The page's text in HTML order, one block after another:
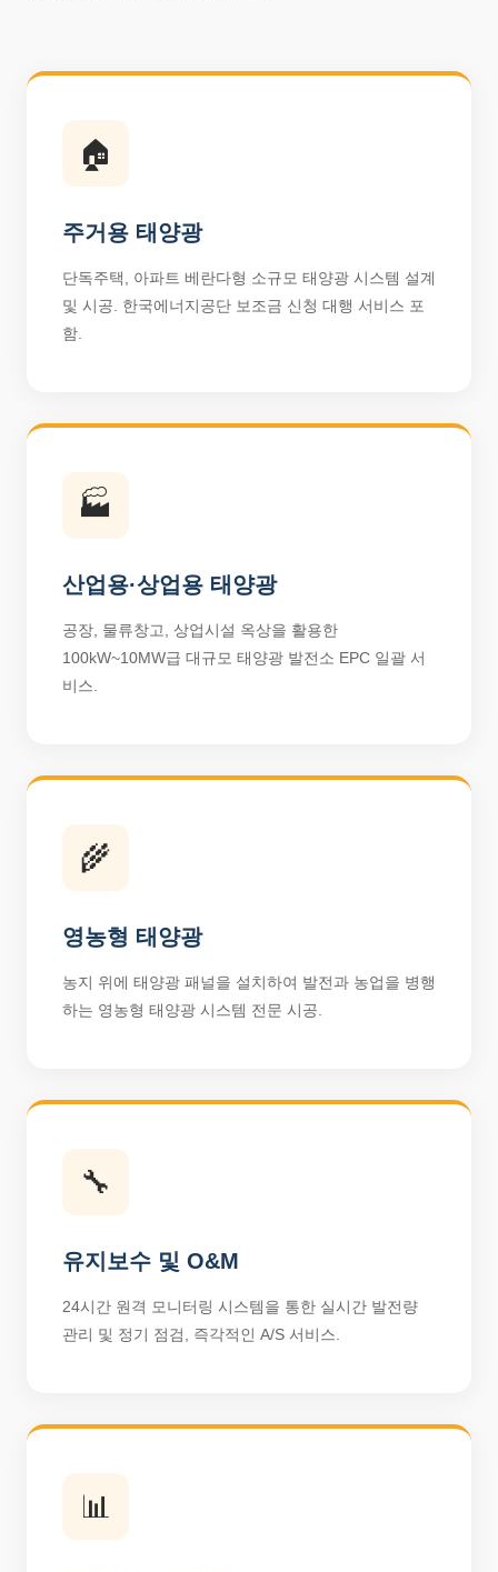
🏠
주거용 태양광
단독주택, 아파트 베란다형 소규모 태양광 시스템 설계
및 시공. 한국에너지공단 보조금 신청 대행 서비스 포
함.
🏭
산업용·상업용 태양광
공장, 물류창고, 상업시설 옥상을 활용한
100kW~10MW급 대규모 태양광 발전소 EPC 일괄 서
비스.
🌾
영농형 태양광
농지 위에 태양광 패널을 설치하여 발전과 농업을 병행
하는 영농형 태양광 시스템 전문 시공.
🔧
유지보수 및 O&M
24시간 원격 모니터링 시스템을 통한 실시간 발전량
관리 및 정기 점검, 즉각적인 A/S 서비스.
📊